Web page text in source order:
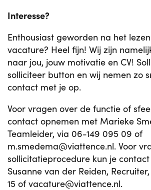
Interesse?
Enthousiast geworden na het
vacature? Heel fijn! Wij zijn
naar jou, jouw motivatie en CV!
solliciteer button en wij nemen zo
contact met je op.
Voor vragen over de functie of
contact opnemen met Marieke
Teamleider, via 06-149 095 09 of
m.smedema@viattence.nl. Voor
sollicitatieprocedure kun je
Susanne van der Reiden,
15 of vacature@viattence.nl.